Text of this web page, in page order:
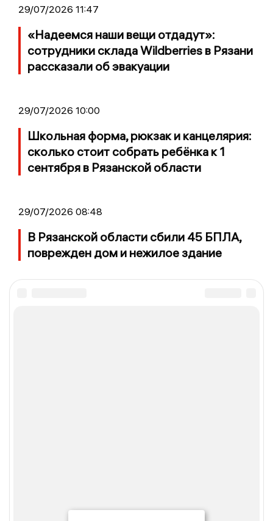
29/07/2026 11:47
«Надеемся наши вещи отдадут»:
сотрудники склада Wildberries в Рязани
рассказали об эвакуации
29/07/2026 10:00
Школьная форма, рюкзак и канцелярия:
сколько стоит собрать ребёнка к 1
сентября в Рязанской области
29/07/2026 08:48
В Рязанской области сбили 45 БПЛА,
поврежден дом и нежилое здание